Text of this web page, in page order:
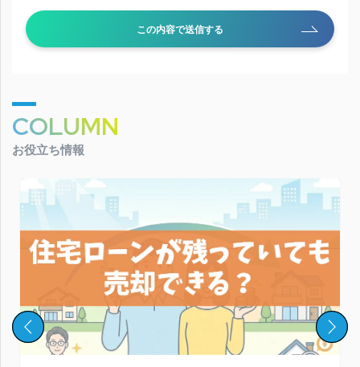
この内容で送信する
COLUMN
お役立ち情報